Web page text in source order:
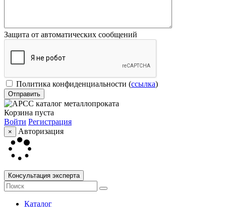
Защита от автоматических сообщений
Политика конфиденциальности (ссылка)
Корзина пуста
Войти Регистрация
× Авторизация
Консультация эксперта
Каталог